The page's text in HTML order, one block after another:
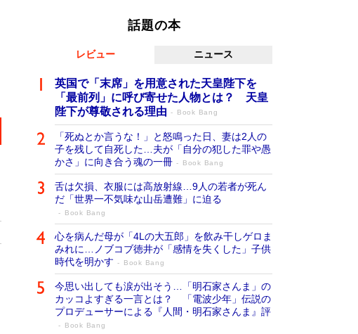
話題の本
レビュー ニュース
英国で「末席」を用意された天皇陛下を
「最前列」に呼び寄せた人物とは？ 天皇
陛下が尊敬される理由
Book Bang
「死ぬとか言うな！」と怒鳴った日、妻は2人の
子を残して自死した…夫が「自分の犯した罪や愚
かさ」に向き合う魂の一冊
Book Bang
舌は欠損、衣服には高放射線…9人の若者が死ん
だ「世界一不気味な山岳遭難」に迫る
Book Bang
心を病んだ母が「4Lの大五郎」を飲み干しゲロま
みれに…ノブコブ徳井が「感情を失くした」子供
時代を明かす
Book Bang
今思い出しても涙が出そう…「明石家さんま」の
カッコよすぎる一言とは？ 「電波少年」伝説の
プロデューサーによる『人間・明石家さんま』評
Book Bang